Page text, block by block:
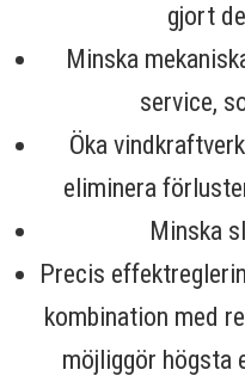
gjort
Minska
service,
Öka
eliminera
Minska
Precis
kombination med
möjliggör högsta